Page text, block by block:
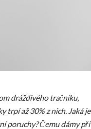
dráždivého tračníku,
trpí až 30% z nich. Jaká je
poruchy? Čemu dámy při